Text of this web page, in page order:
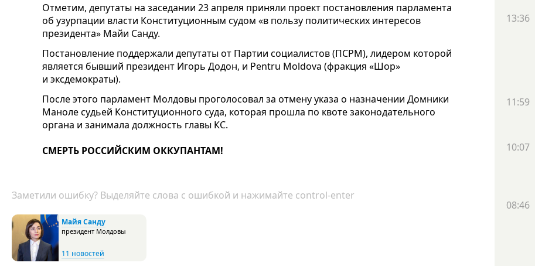
Отметим, депутаты на заседании 23 апреля приняли проект постановления парламента
об узурпации власти Конституционным судом «в пользу политических интересов
президента» Майи Санду.
Постановление поддержали депутаты от Партии социалистов (ПСРМ), лидером которой
является бывший президент Игорь Додон, и Pentru Moldova (фракция «Шор»
и эксдемократы).
После этого парламент Молдовы проголосовал за отмену указа о назначении Домники
Маноле судьей Конституционного суда, которая прошла по квоте законодательного
органа и занимала должность главы КС.
СМЕРТЬ РОССИЙСКИМ ОККУПАНТАМ!
Заметили ошибку? Выделяйте слова с ошибкой и нажимайте control-enter
Майя Санду
президент Молдовы
11 новостей
13:36
11:59
10:07
08:46